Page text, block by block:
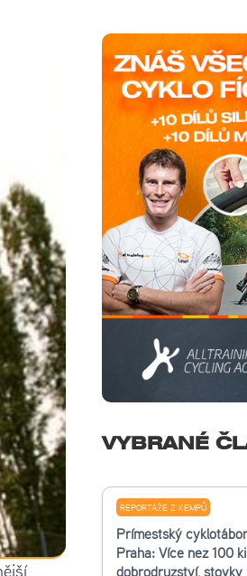
VYBRANÉ
REPORTÁŽE Z KEMPŮ
Příměstský
Praha: Více než 100
dobrodružství, stovky